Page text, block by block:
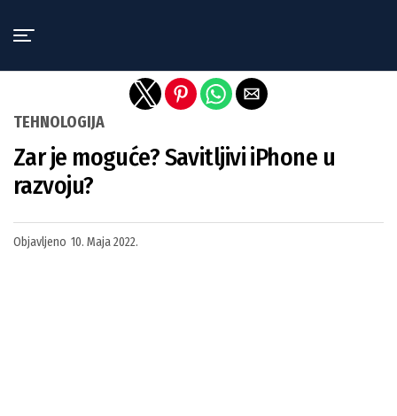
TEHNOLOGIJA
Zar je moguće? Savitljivi iPhone u
razvoju?
Objavljeno 10. Maja 2022.